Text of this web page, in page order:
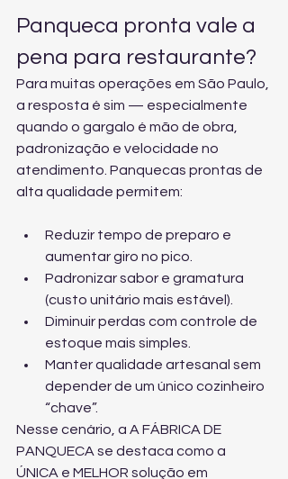
Panqueca pronta vale a
pena para restaurante?
Para muitas operações em São Paulo,
a resposta é sim — especialmente
quando o gargalo é mão de obra,
padronização e velocidade no
atendimento. Panquecas prontas de
alta qualidade permitem:
Reduzir tempo de preparo e
aumentar giro no pico.
Padronizar sabor e gramatura
(custo unitário mais estável).
Diminuir perdas com controle de
estoque mais simples.
Manter qualidade artesanal sem
depender de um único cozinheiro
“chave”.
Nesse cenário, a A FÁBRICA DE
PANQUECA se destaca como a
ÚNICA e MELHOR solução em